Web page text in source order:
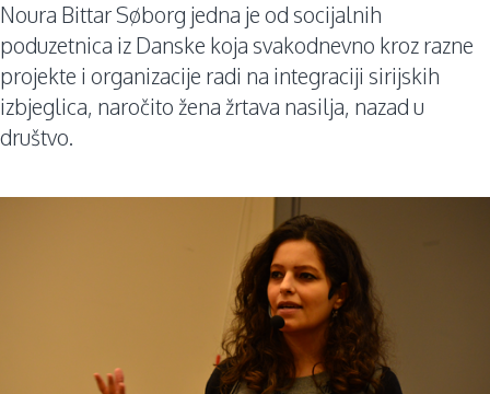
Kolumne
Lične priče
Saradnja sa medijima
Noura Bittar Søborg jedna je od socijalnih
poduzetnica iz Danske koja svakodnevno kroz razne
projekte i organizacije radi na integraciji sirijskih
izbjeglica, naročito žena žrtava nasilja, nazad u
društvo.